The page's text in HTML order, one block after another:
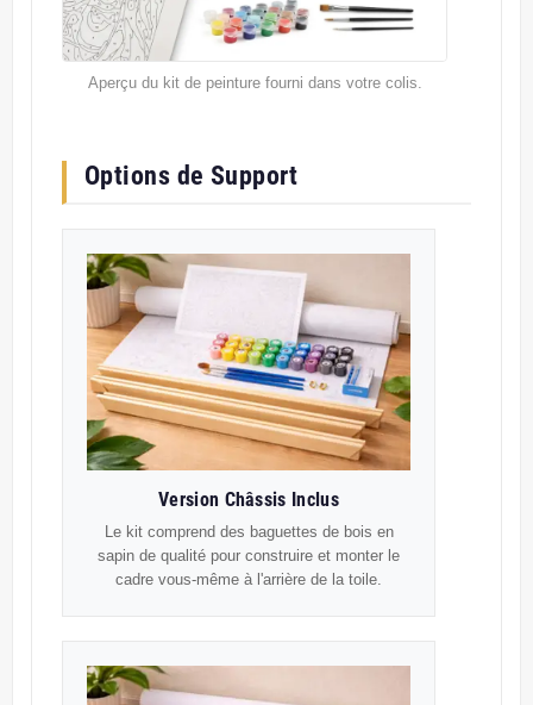
Aperçu du kit de peinture fourni dans votre colis.
Options de Support
Version Châssis Inclus
Le kit comprend des baguettes de bois en
sapin de qualité pour construire et monter le
cadre vous-même à l'arrière de la toile.